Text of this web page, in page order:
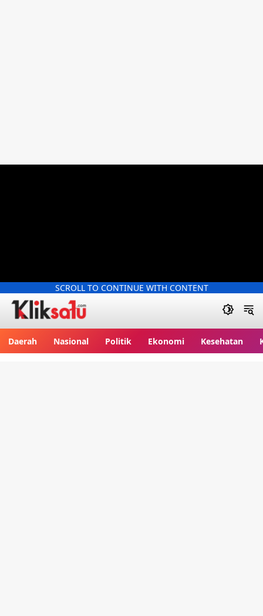
SCROLL TO CONTINUE WITH CONTENT
Daerah Nasional Politik Ekonomi Kesehatan